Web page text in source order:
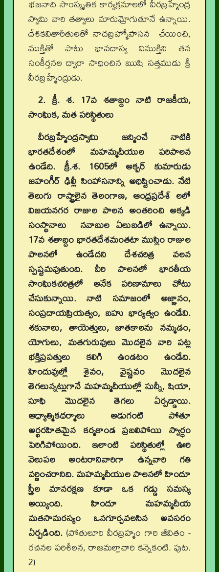
భజనాది సాంస్కృతిక కార్యక్రమాలలో వీరబ్రహ్మేంద్ర
స్వామి వారి తత్వాలు మారుమ్రోగుతూనే ఉన్నాయి.
దేశికవితారీతులతో నాదబ్రహ్మోపాసన చేయించి,
ముక్తితో పాటు భావదాస్య విముక్తిని తన
సంకీర్తనల ద్వారా సాధించిన ఋషి సత్తముడు శ్రీ
వీరబ్రహ్మేంద్రుడు.
2. క్రీ. శ. 17వ శతాబ్దం నాటి రాజకీయ,
సాంఘిక, మత పరిస్థితులు
వీరబ్రహ్మేంద్రస్వామి జన్మించే నాటికి
భారతదేశంలో మహమ్మదీయుల పరిపాలన
ఉండేది. క్రీ.శ. 1605లో అక్బర్ కుమారుడు
జహంగీర్ ఢిల్లీ సింహాసనాన్ని అధిష్టించాడు. నేటి
తెలుగు రాష్ట్రాలైన తెలంగాణ, ఆంధ్రప్రదేశ్ లలో
విజయనగర రాజుల పాలన అంతరించి అక్కడి
సంస్థానాలు నవాబుల ఏలుబడిలో ఉన్నాయి.
17వ శతాబ్దం భారతదేశమంతటా ముస్లిం రాజుల
పాలనలో ఉండేదని దేశచరిత్ర వలన
స్పష్టమవుతుంది. వీరి పాలనలో భారతీయ
సాంఘికచరిత్రలో అనేక పరిణామాలు చోటు
చేసుకున్నాయి. నాటి సమాజంలో అజ్ఞానం,
సంప్రదాయప్రియత్వం, బహు భార్యత్వం ఉండేవి.
శకునాలు, తాయెత్తులు, జాతకాలను నమ్మడం,
యోగులు, మతగురువులు మొదలైన వారి పట్ల
భక్తిప్రపత్తులు కలిగి ఉండటం ఉండేది.
హిందువుల్లో శైవం, వైష్ణవం మొదలైన
తెగలున్నట్లుగానే మహమ్మదీయుల్లో సున్నీ, షియా,
సూఫి మొదలైన తెగలు ఏర్పడ్డాయి.
ఆధ్యాత్మికధర్మాలు అడుగంటి పోతూ
అర్థరహితమైన కర్మకాండ ప్రబలిపోయి స్వార్ధం
పెరిగిపోయింది. ఇలాంటి పరిస్థితుల్లో ఊరి
వెలుపల అంటరానివారిగా ఉన్నవారి గతి
వర్ణించరానిది. మహమ్మదీయుల పాలనలో హిందూ
స్త్రీల మానరక్షణ కూడా ఒక గడ్డు సమస్య
అయ్యింది. హిందూ మహమ్మదీయ
మతసామరస్యం ఒనగూర్చవలసిన అవసరం
ఏర్పడింది. (పోతులూరి వీరబ్రహ్మం గారి జీవితం -
రచనల పరిశీలన, రాజమల్లాచారి కన్నెకంటి. పుట.
2)